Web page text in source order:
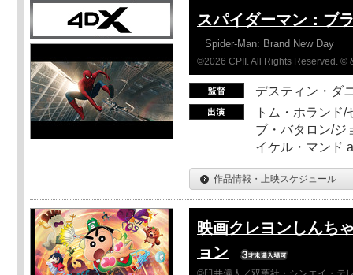
スパイダーマン：ブ
Spider-Man: Brand New Day
©2026 CPII. All Rights Reserved. ©
デスティン・ダ
トム・ホランド
ブ・バタロン/ジ
イケル・マンド
作品情報・上映スケジュール
映画クレヨンしんち
ョン